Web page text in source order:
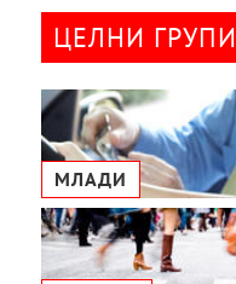
ЦЕЛНИ ГРУПИ
МЛАДИ